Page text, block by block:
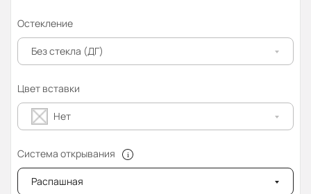
Остекление
Без стекла (ДГ)
Цвет вставки
Нет
Система открывания
Распашная